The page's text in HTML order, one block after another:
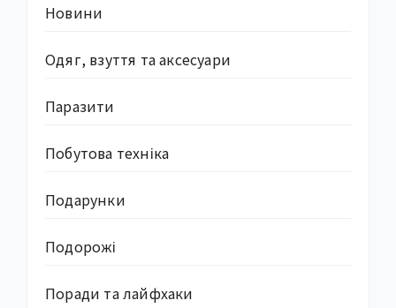
Новини
Одяг, взуття та аксесуари
Паразити
Побутова техніка
Подарунки
Подорожі
Поради та лайфхаки